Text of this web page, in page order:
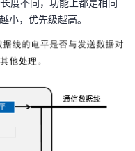
小，优先级越高。